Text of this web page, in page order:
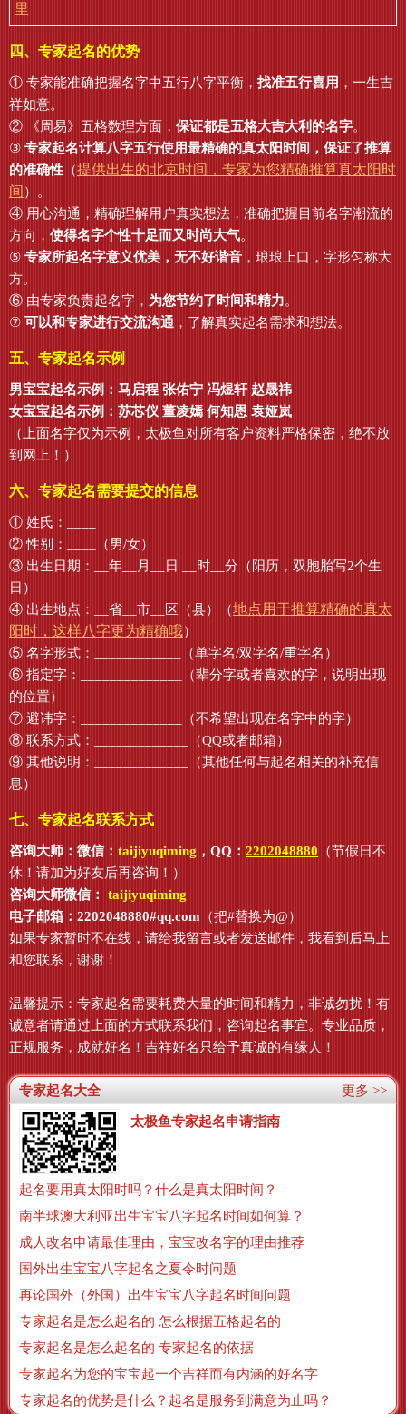
里
四、专家起名的优势
① 专家能准确把握名字中五行八字平衡， 找准五行喜用 ，一生吉
祥如意。
② 《周易》五格数理方面， 保证都是五格大吉大利的名字。
③ 专家起名计算八字五行使用最精确的真太阳时间，保证了推算
的准确性 （提供出生的北京时间，专家为您精确推算真太阳时
间 ）。
④ 用心沟通，精确理解用户真实想法，准确把握目前名字潮流的
方向， 使得名字个性十足而又时尚大气。
⑤ 专家所起名字意义优美，无不好谐音 ，琅琅上口，字形匀称大
方。
⑥ 由专家负责起名字， 为您节约了时间和精力。
⑦ 可以和专家进行交流沟通 ，了解真实起名需求和想法。
五、专家起名示例
男宝宝起名示例：马启程 张佑宁 冯煜轩 赵晟祎
女宝宝起名示例：苏芯仪 董凌嫣 何知恩 袁娅岚
（上面名字仅为示例，太极鱼对所有客户资料严格保密，绝不放
到网上！）
六、专家起名需要提交的信息
① 姓氏：____
② 性别：____（男/女）
③ 出生日期：__年__月__日 __时__分（阳历，双胞胎写2个生
日）
④ 出生地点：__省__市__区（县）（地点用于推算精确的真太
阳时，这样八字更为精确哦）
⑤ 名字形式：____________（单字名/双字名/重字名）
⑥ 指定字：______________（辈分字或者喜欢的字，说明出现
的位置）
⑦ 避讳字：______________（不希望出现在名字中的字）
⑧ 联系方式：_____________（QQ或者邮箱）
⑨ 其他说明：_____________（其他任何与起名相关的补充信
息）
七、专家起名联系方式
咨询大师：微信： taijiyuqiming ，QQ： 2202048880 （节假日不
休！请加为好友后再咨询！）
咨询大师微信： taijiyuqiming
电子邮箱：2202048880#qq.com （把#替换为@）
如果专家暂时不在线，请给我留言或者发送邮件，我看到后马上
和您联系，谢谢！
温馨提示：专家起名需要耗费大量的时间和精力，非诚勿扰！有
诚意者请通过上面的方式联系我们，咨询起名事宜。专业品质，
正规服务，成就好名！吉祥好名只给予真诚的有缘人！
更多 >>
专家起名大全
太极鱼专家起名申请指南
起名要用真太阳时吗？什么是真太阳时间？
南半球澳大利亚出生宝宝八字起名时间如何算？
成人改名申请最佳理由，宝宝改名字的理由推荐
国外出生宝宝八字起名之夏令时问题
再论国外（外国）出生宝宝八字起名时间问题
专家起名是怎么起名的 怎么根据五格起名的
专家起名是怎么起名的 专家起名的依据
专家起名为您的宝宝起一个吉祥而有内涵的好名字
专家起名的优势是什么？起名是服务到满意为止吗？